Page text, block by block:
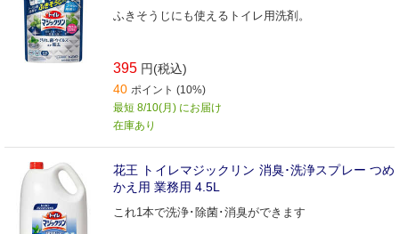
ふきそうじにも使えるトイレ用洗剤。
395 円(税込)
40 ポイント (10%)
最短 8/10(月) にお届け
在庫あり
花王 トイレマジックリン 消臭･洗浄スプレー つめ
かえ用 業務用 4.5L
これ1本で洗浄･除菌･消臭ができます